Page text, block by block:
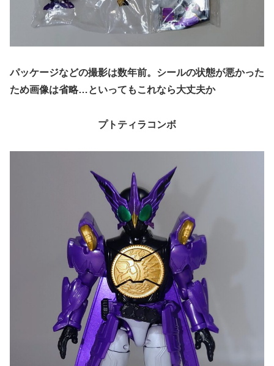
パッケージなどの撮影は数年前。シールの状態が悪かった
ため画像は省略…といってもこれなら大丈夫か
プトティラコンボ